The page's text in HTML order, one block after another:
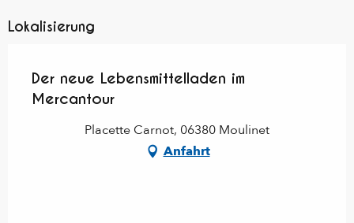
Lokalisierung
Der neue Lebensmittelladen im
Mercantour
Placette Carnot, 06380 Moulinet
Anfahrt